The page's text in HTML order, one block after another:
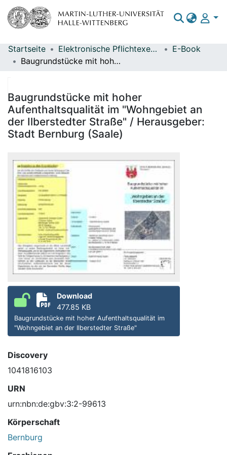
Bereiche & Sammlungen
Statistiken
Startseite Elektronische Pflichtexemplare
E-Book
Baugrundstücke mit hoher Aufenthaltsqualität im "Wohngebiet an der Ilberstedter Straße" / Herausgeber: Stadt Bernburg (Saale)
Baugrundstücke mit hoher
Aufenthaltsqualität im "Wohngebiet an
der Ilberstedter Straße" / Herausgeber:
Stadt Bernburg (Saale)
Download
477.85 KB
Baugrundstücke mit hoher Aufenthaltsqualität im
"Wohngebiet an der Ilberstedter Straße"
Discovery
1041816103
URN
urn:nbn:de:gbv:3:2-99613
Körperschaft
Bernburg